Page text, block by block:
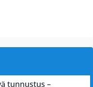
tunnustus –